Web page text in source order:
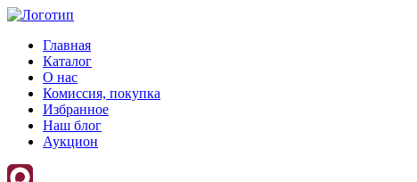
Главная
Каталог
О нас
Комиссия, покупка
Избранное
Наш блог
Аукцион